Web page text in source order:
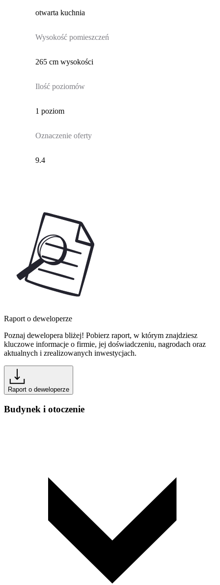
otwarta kuchnia
Wysokość pomieszczeń
265 cm wysokości
Ilość poziomów
1 poziom
Oznaczenie oferty
9.4
Raport o deweloperze
Poznaj dewelopera bliżej! Pobierz raport, w którym znajdziesz
kluczowe informacje o firmie, jej doświadczeniu, nagrodach oraz
aktualnych i zrealizowanych inwestycjach.
Raport o deweloperze
Budynek i otoczenie